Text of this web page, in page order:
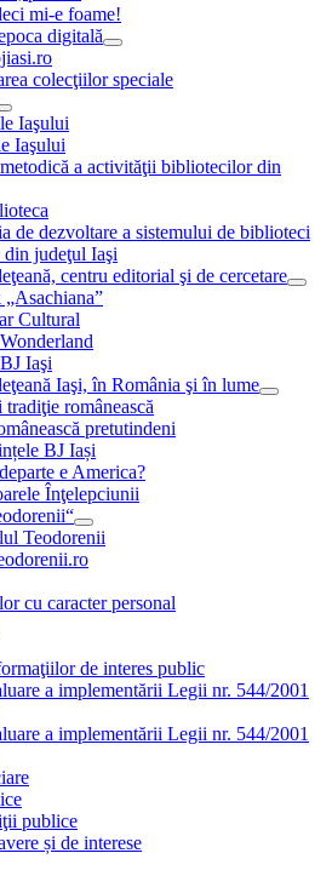
mi-e foame!
digitală
colecţiilor speciale
Iaşului
Iaşului
a activităţii bibliotecilor din
de dezvoltare a sistemului de biblioteci
din judeţul Iaşi
centru editorial şi de cercetare
„Asachiana”
Cultural
Iaşi
Iaşi, în România şi în lume
tradiţie românească
pretutindeni
BJ Iași
e America?
Înţelepciunii
Teodorenii
cu caracter personal
de interes public
a implementării Legii nr. 544/2001
a implementării Legii nr. 544/2001
publice
și de interese